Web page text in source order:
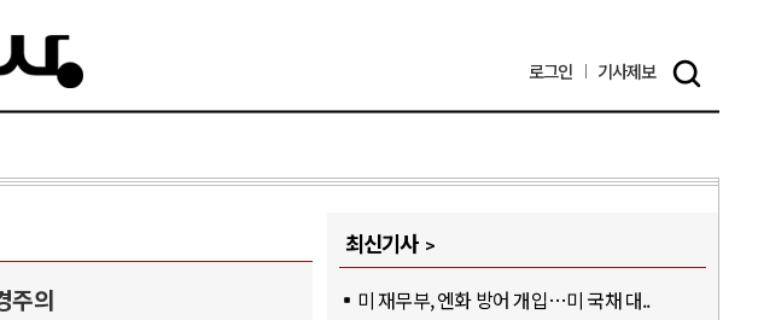
로그인 기사제보
주의
최신기사
미 재무부, 엔화 방어 개입…미 국채 대..